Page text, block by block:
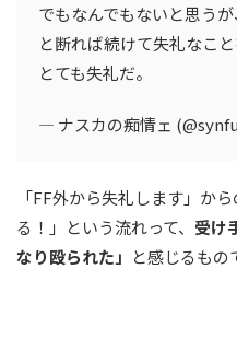
でもなんでもないと思う
と断れば続けて失礼なこ
とても失礼だ。
— ナスカの痴情ェ
「FF外から失礼します」か
る！」という流れって、 受け
なり殴られた」 と感じるもの